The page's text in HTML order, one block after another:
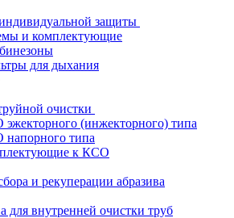
защиты
и комплектующие
для дыхания
очистки
(инжекторного) типа
типа
к КСО
и рекуперации абразива
для внутренней очистки труб